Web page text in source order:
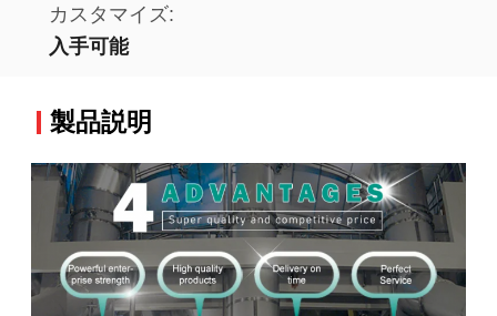
カスタマイズ:
入手可能
製品説明